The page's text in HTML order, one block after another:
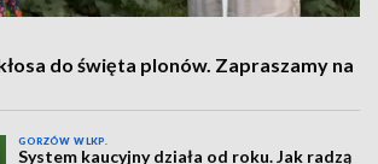
do święta plonów. Zapraszamy na
GORZÓW WLKP.
System kaucyjny działa od roku. Jak radzą